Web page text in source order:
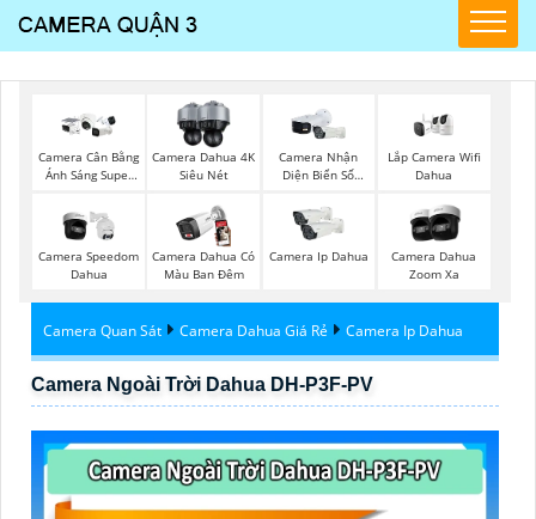
Camera Cân Bằng
Ánh Sáng Super
Camera Dahua 4K
Siêu Nét
Camera Nhận
Diện Biển Số
Lắp Camera Wifi
Dahua
Camera Speedom
Dahua
Camera Dahua Có
Màu Ban Đêm
Camera Ip Dahua
Camera Dahua
Zoom Xa
Camera Quan Sát Camera Dahua Giá Rẻ Camera Ip Dahua
Camera Ngoài Trời Dahua DH-P3F-PV